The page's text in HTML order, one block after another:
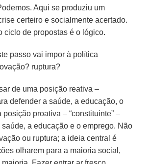
Aqui se produziu um
certeiro e socialmente acertado.
ciclo de propostas é o lógico.
passo vai impor à política
ruptura?
de uma posição reativa –
defender a saúde, a educação, o
posição proativa – “constituinte” –
a educação e o emprego. Não
ou ruptura; a ideia central é
olharem para a maioria social,